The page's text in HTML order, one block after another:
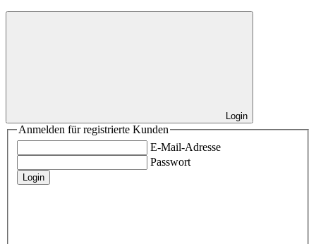
Login
Anmelden für registrierte Kunden
E-Mail-Adresse
Passwort
Login